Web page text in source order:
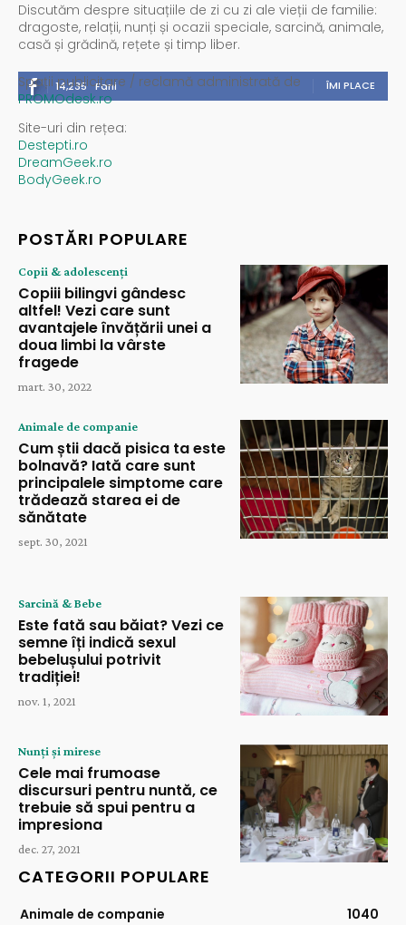
Discutăm despre situațiile de zi cu zi ale vieții de familie:
dragoste, relații, nunți și ocazii speciale, sarcină, animale,
casă și grădină, rețete și timp liber.
14,235 Fani ÎMI PLACE
Spații publicitare / reclamă administrată de
PROMOdesk.ro
Site-uri din rețea:
Destepti.ro
DreamGeek.ro
BodyGeek.ro
POSTĂRI POPULARE
Copii & adolescenți
Copiii bilingvi gândesc
altfel! Vezi care sunt
avantajele învățării unei a
doua limbi la vârste
fragede
mart. 30, 2022
Animale de companie
Cum știi dacă pisica ta este
bolnavă? Iată care sunt
principalele simptome care
trădează starea ei de
sănătate
sept. 30, 2021
Sarcină & Bebe
Este fată sau băiat? Vezi ce
semne îți indică sexul
bebelușului potrivit
tradiției!
nov. 1, 2021
Nunți și mirese
Cele mai frumoase
discursuri pentru nuntă, ce
trebuie să spui pentru a
impresiona
dec. 27, 2021
CATEGORII POPULARE
Animale de companie 1040